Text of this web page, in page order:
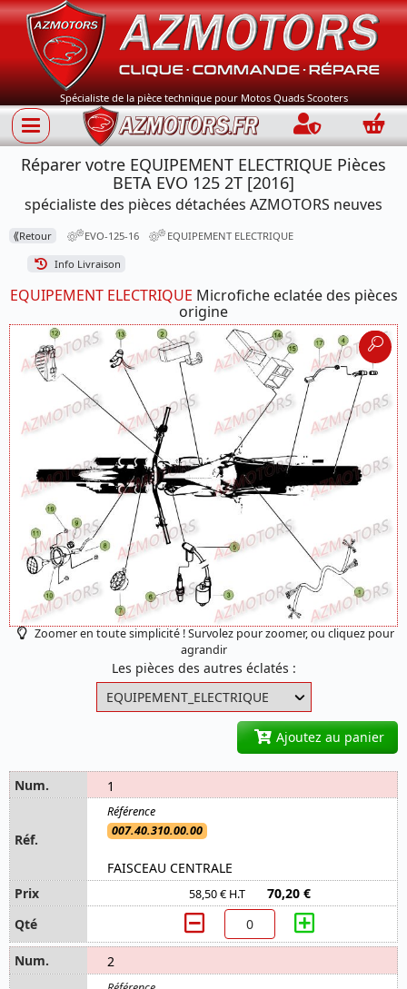
Spécialiste de la pièce technique pour Motos Quads Scooters
Connection
Réparer votre EQUIPEMENT ELECTRIQUE Pièces
BETA EVO 125 2T [2016]
spécialiste des pièces détachées AZMOTORS neuves
⟪Retour EVO-125-16 EQUIPEMENT ELECTRIQUE
Info Livraison
EQUIPEMENT ELECTRIQUE Microfiche eclatée des pièces
origine
Zoomer en toute simplicité ! Survolez pour zoomer, ou cliquez pour
agrandir
Les pièces des autres éclatés :
Ajoutez au panier
1
007.40.310.00.00
FAISCEAU CENTRALE
58,50 € H.T 70,20 €
2